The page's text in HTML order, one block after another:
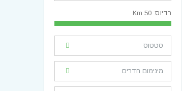
רדיוס: 50
Km